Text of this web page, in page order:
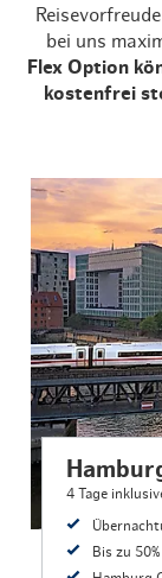
bei uns
Flex Option
kostenfrei
4 Tage
Bis zu